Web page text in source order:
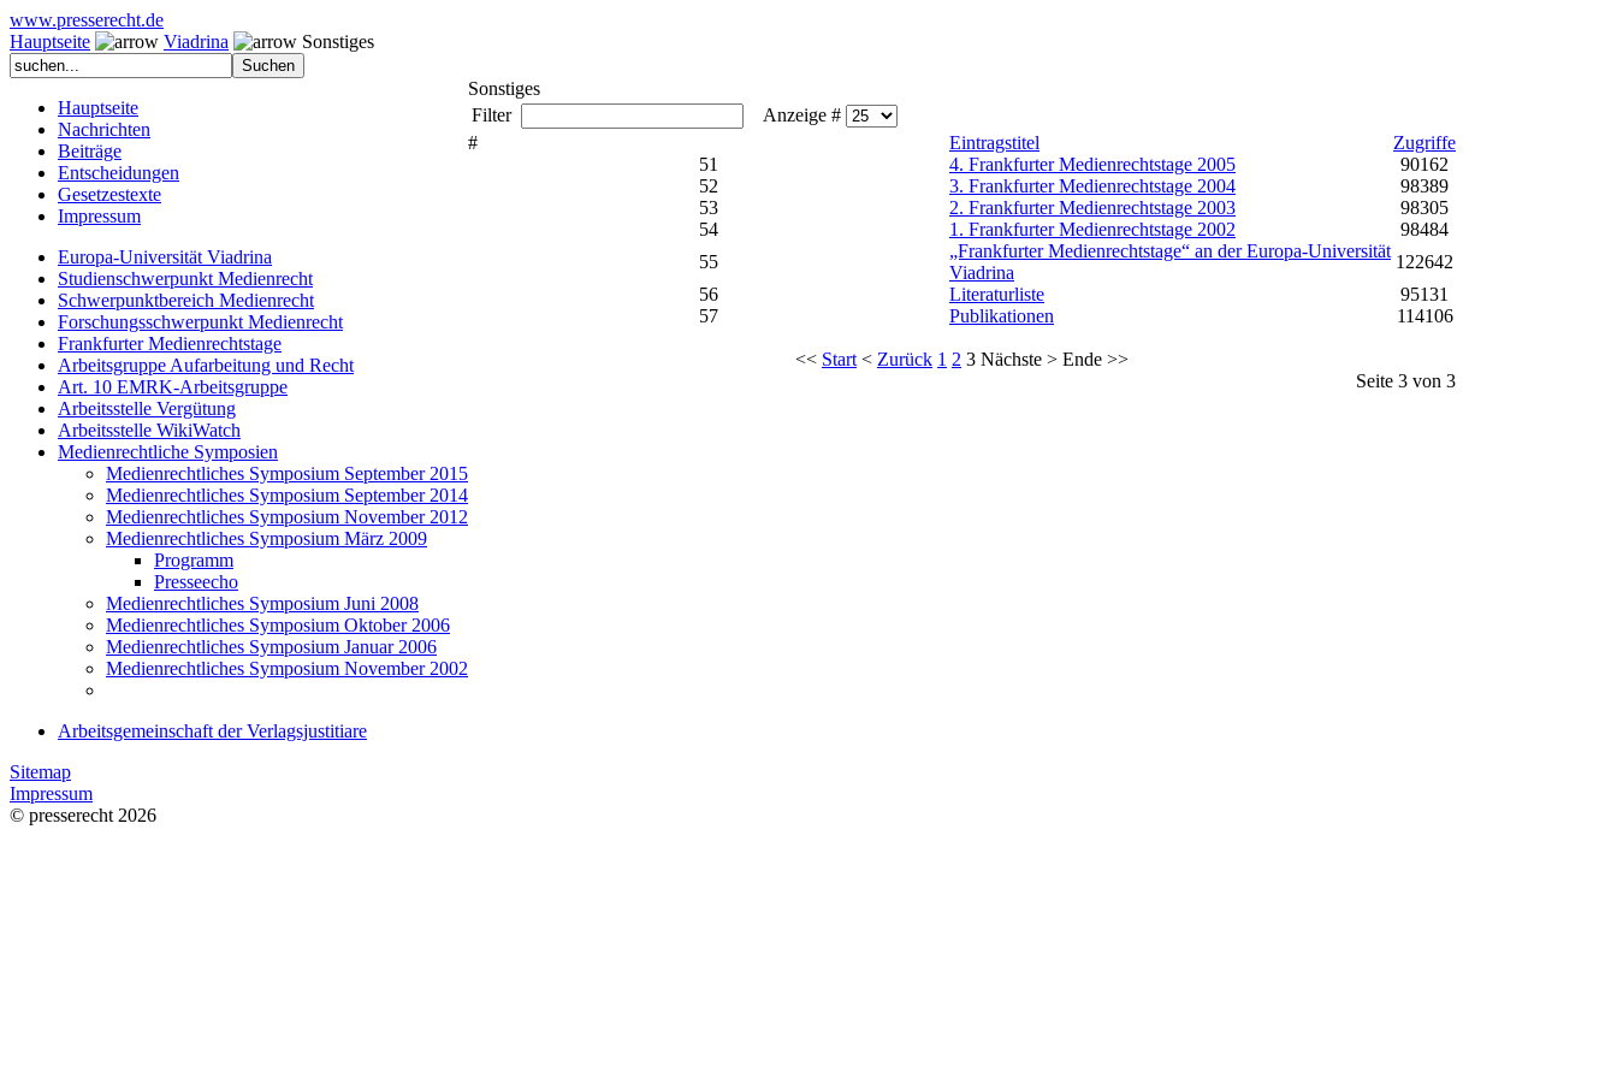
www.presserecht.de
Hauptseite
Viadrina Sonstiges
Hauptseite
Nachrichten
Beiträge
Entscheidungen
Gesetzestexte
Impressum
Europa-Universität Viadrina
Studienschwerpunkt Medienrecht
Schwerpunktbereich Medienrecht
Forschungsschwerpunkt Medienrecht
Frankfurter Medienrechtstage
Arbeitsgruppe Aufarbeitung und Recht
Art. 10 EMRK-Arbeitsgruppe
Arbeitsstelle Vergütung
Arbeitsstelle WikiWatch
Medienrechtliche Symposien
Medienrechtliches Symposium September 2015
Medienrechtliches Symposium September 2014
Medienrechtliches Symposium November 2012
Medienrechtliches Symposium März 2009
Programm
Presseecho
Medienrechtliches Symposium Juni 2008
Medienrechtliches Symposium Oktober 2006
Medienrechtliches Symposium Januar 2006
Medienrechtliches Symposium November 2002
Arbeitsgemeinschaft der Verlagsjustitiare
Sonstiges
Filter
Anzeige #
#
Eintragstitel
Zugriffe
51
4. Frankfurter Medienrechtstage 2005
90162
52
3. Frankfurter Medienrechtstage 2004
98389
53
2. Frankfurter Medienrechtstage 2003
98305
54
1. Frankfurter Medienrechtstage 2002
98484
55
„Frankfurter Medienrechtstage“ an der Europa-Universität
Viadrina
122642
56
Literaturliste
95131
57
Publikationen 114106
<< Start < Zurück 1 2 3 Nächste > Ende >>
Seite 3 von 3
Sitemap
Impressum
© presserecht 2026